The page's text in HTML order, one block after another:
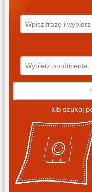
Wpisz frazę i
Wybierz producenta,
lub szukaj